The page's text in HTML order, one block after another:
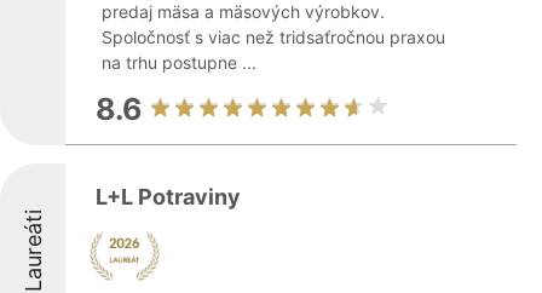
predaj mäsa a mäsových výrobkov.
Spoločnosť s viac než tridsaťročnou praxou
na trhu postupne ...
8.6
Laureáti
L+L Potraviny